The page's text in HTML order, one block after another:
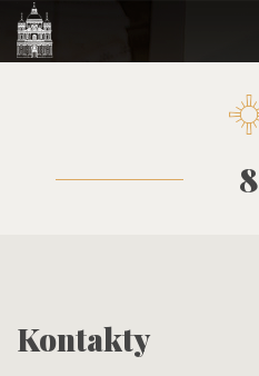
8
Kontakty